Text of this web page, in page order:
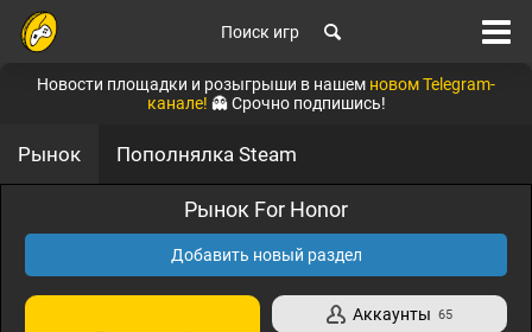
Поиск игр
Новости площадки и розыгрыши в нашем новом Telegram-
канале! 👻 Срочно подпишись!
Рынок Пополнялка Steam
Рынок For Honor
Добавить новый раздел
Аккаунты 65